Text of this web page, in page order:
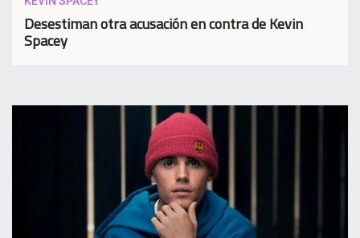
Desestiman otra acusación en contra de Kevin
Spacey